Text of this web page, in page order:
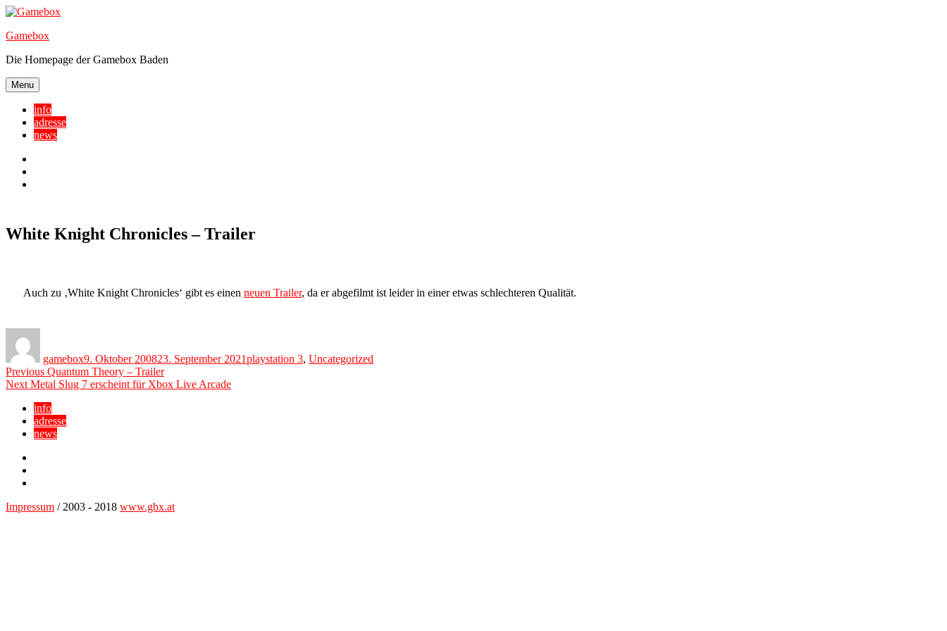
Skip
content
Gamebox
Die Homepage der Gamebox Baden
Menu
info
adresse
news
White Knight Chronicles – Trailer
Auch zu ‚White Knight Chronicles‘ gibt es einen neuen Trailer, da er abgefilmt ist leider in einer etwas schlechteren Qualität.
gamebox9. Oktober 200823. September 2021playstation 3, Uncategorized
Beitragsnavigation
Previous Previous
post:
Quantum Theory – Trailer
Next Next
Metal Slug 7 erscheint für Xbox Live Arcade
info
adresse
news
Impressum / 2003 - 2018 www.gbx.at